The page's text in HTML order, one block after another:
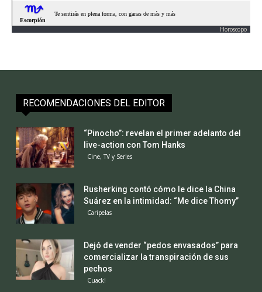
Horoscopo
RECOMENDACIONES DEL EDITOR
“Pinocho”: revelan el primer adelanto del
live-action con Tom Hanks
Cine, TV y Series
Rusherking contó cómo le dice la China
Suárez en la intimidad: “Me dice Thomy”
Caripelas
Dejó de vender “pedos envasados” para
comercializar la transpiración de sus
pechos
Cuack!